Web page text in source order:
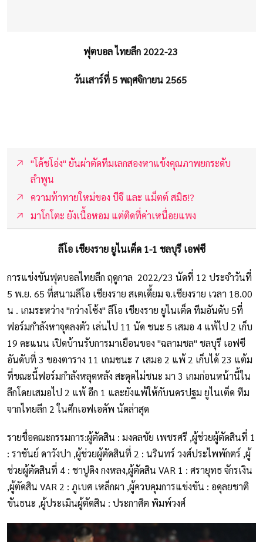
ฟุตบอล ไทยลีก 2022-23
วันเสาร์ที่ 5 พฤศจิกายน 2565
"โค้ชโอ่ง" ยันผ่าตัดทีมเลกสองหาแข้งคุณภาพยกระดับ
ลำพูน
ความท้าทายใหม่ของ บีจี และ แม็ตต์ สมิธ!?
มาโกโตะ ยังเนื้อหอม แต่ติดที่ค่าเหนื่อยแพง
ลีโอ เชียงราย ยูไนเต็ด 1-1 ชลบุรี เอฟซี
การแข่งขันฟุตบอลไทยลีก ฤดูกาล 2022/23 นัดที่ 12 ประจำวันที่
5 พ.ย. 65 ที่สนามลีโอ เชียงราย สเตเดี้ยม จ.เชียงราย เวลา 18.00
น . เกมระหว่าง "กว่างโซ้ง" ลีโอ เชียงราย ยูไนเต็ด ทีมอันดับ 5ที่
ฟอร์มกำลังหาจุดลงตัว เล่นไป 11 นัด ชนะ 5 เสมอ 4 แพ้ไป 2 เก็บ
19 คะแนน เปิดบ้านรับการมาเยือนของ "ฉลามชล" ชลบุรี เอฟซี
อันดับที่ 3 ของตาราง 11 เกมชนะ 7 เสมอ 2 แพ้ 2 เก็บได้ 23 แต้ม
ที่ขณะนี้ฟอร์มกำลังหลุดหลัง สะดุดไม่ชนะ มา 3 เกมก่อนหน้านี้ใน
ลีกโดยเสมอไป 2 แพ้ อีก 1 และยังแพ้ให้กับนครปฐม ยูไนเต็ด ทีม
จากไทยลีก 2 ในศึกเอฟเอคัพ นัดล่าสุด
รายชื่อคณะกรรมการ:ผู้ตัดสิน : มงคลชัย เพชรศรี ,ผู้ช่วยผู้ตัดสินที่ 1
: ราชันย์ ดาวังปา ,ผู้ช่วยผู้ตัดสินที่ 2 : นรินทร์ วงศ์ประไพพักตร์ ,ผู้
ช่วยผู้ตัดสินที่ 4 : ชาปูดิง กงหลง,ผู้ตัดสิน VAR 1 : ศรายุทธ จักรเงิน
,ผู้ตัดสิน VAR 2 : ภูเบศ เหล็กผา ,ผู้ควบคุมการแข่งขัน : อดุลยชาติ
ขันธนะ ,ผู้ประเมินผู้ตัดสิน : ประกาศิต พิมพ์วงศ์